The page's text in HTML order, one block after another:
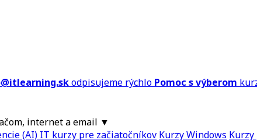
odpisujeme rýchlo Pomoc s výberom
internet a email ▼
(AI) IT kurzy pre začiatočníkov Kurzy Windows